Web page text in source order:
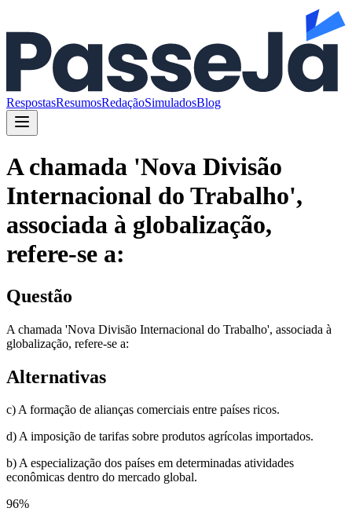
RespostasResumosRedaçãoSimuladosBlog
A chamada 'Nova Divisão
Internacional do Trabalho',
associada à globalização,
refere-se a:
Questão
A chamada 'Nova Divisão Internacional do Trabalho', associada à
globalização, refere-se a:
Alternativas
c) A formação de alianças comerciais entre países ricos.
d) A imposição de tarifas sobre produtos agrícolas importados.
b) A especialização dos países em determinadas atividades
econômicas dentro do mercado global.
96%